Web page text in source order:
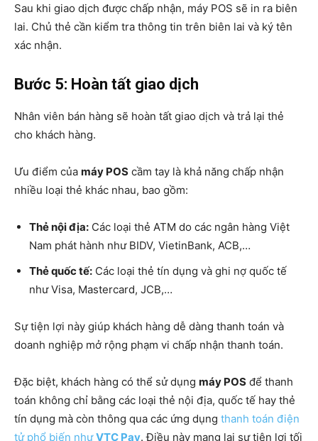
Sau khi giao dịch được chấp nhận, máy POS sẽ in ra biên
lai. Chủ thẻ cần kiểm tra thông tin trên biên lai và ký tên
xác nhận.
Bước 5: Hoàn tất giao dịch
Nhân viên bán hàng sẽ hoàn tất giao dịch và trả lại thẻ
cho khách hàng.
Ưu điểm của máy POS cầm tay là khả năng chấp nhận
nhiều loại thẻ khác nhau, bao gồm:
Thẻ nội địa: Các loại thẻ ATM do các ngân hàng Việt
Nam phát hành như BIDV, VietinBank, ACB,…
Thẻ quốc tế: Các loại thẻ tín dụng và ghi nợ quốc tế
như Visa, Mastercard, JCB,…
Sự tiện lợi này giúp khách hàng dễ dàng thanh toán và
doanh nghiệp mở rộng phạm vi chấp nhận thanh toán.
Đặc biệt, khách hàng có thể sử dụng máy POS để thanh
toán không chỉ bằng các loại thẻ nội địa, quốc tế hay thẻ
tín dụng mà còn thông qua các ứng dụng thanh toán điện
tử phổ biến nhưVTC Pay. Điều này mang lại sự tiện lợi tối